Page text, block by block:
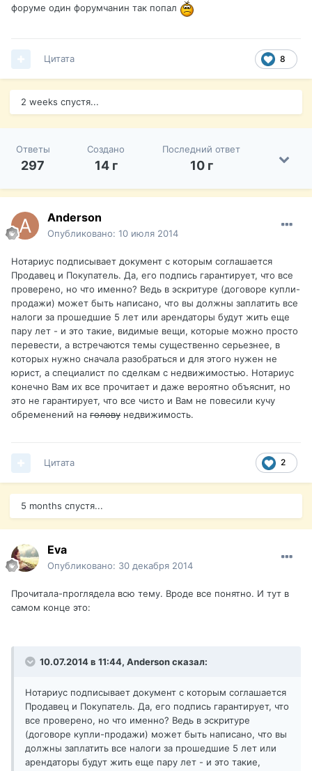
форуме один форумчанин так попал
8
Цитата
2 weeks спустя...
Ответы
297
Создано
14 г
Последний ответ
10 г
Anderson
Опубликовано: 10 июля 2014
Нотариус подписывает документ с которым соглашается
Продавец и Покупатель. Да, его подпись гарантирует, что все
проверено, но что именно? Ведь в эскритуре (договоре купли-
продажи) может быть написано, что вы должны заплатить все
налоги за прошедшие 5 лет или арендаторы будут жить еще
пару лет - и это такие, видимые вещи, которые можно просто
перевести, а встречаются темы существенно серьезнее, в
которых нужно сначала разобраться и для этого нужен не
юрист, а специалист по сделкам с недвижимостью. Нотариус
конечно Вам их все прочитает и даже вероятно объяснит, но
это не гарантирует, что все чисто и Вам не повесили кучу
обременений на голову недвижимость.
2
Цитата
5 months спустя...
Eva
Опубликовано: 30 декабря 2014
Прочитала-проглядела всю тему. Вроде все понятно. И тут в
самом конце это:
10.07.2014 в 11:44, Anderson сказал:
Нотариус подписывает документ с которым соглашается
Продавец и Покупатель. Да, его подпись гарантирует, что
все проверено, но что именно? Ведь в эскритуре
(договоре купли-продажи) может быть написано, что вы
должны заплатить все налоги за прошедшие 5 лет или
арендаторы будут жить еще пару лет - и это такие,